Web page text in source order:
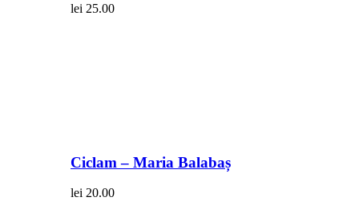
lei 25.00
Ciclam – Maria Balabaș
lei 20.00